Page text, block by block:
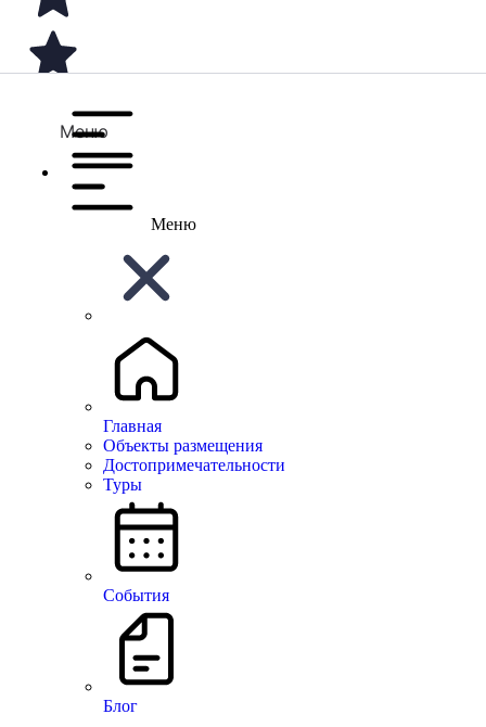
Меню
Меню
Главная
Объекты размещения
Достопримечательности
Туры
События
Блог
There are no similar listings
© Все права защищены.